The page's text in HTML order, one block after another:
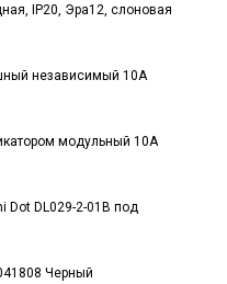
IP20, Эра12, слоновая
независимый 10А
модульный 10А
Dot DL029-2-01B под
Черный